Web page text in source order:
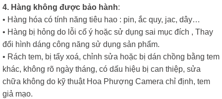
4. Hàng không được bảo hành:
• Hàng hóa có tính năng tiêu hao : pin, ắc quy, jac, dây…
• Hàng bị hỏng do lỗi cố ý hoặc sử dụng sai mục đích , Thay
đổi hình dáng công năng sử dụng sản phẩm.
• Rách tem, bị tẩy xoá, chỉnh sửa hoặc bị dán chồng bằng tem
khác, không rõ ngày tháng, có dấu hiệu bị can thiệp, sửa
chữa không do kỹ thuật Hoa Phượng Camera chỉ định, tem
giả mạo.